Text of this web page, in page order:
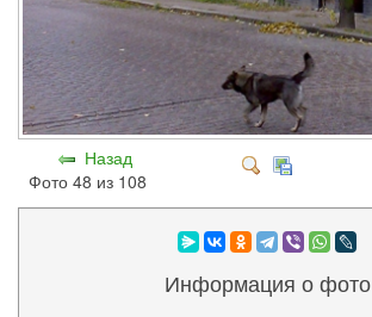
Назад
Фото 48 из 108
Информация о фото